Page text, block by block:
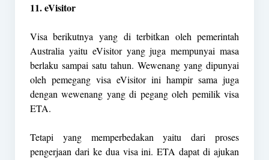
11. eVisitor
Visa berikutnya yang di terbitkan oleh pemerintah
Australia yaitu eVisitor yang juga mempunyai masa
berlaku sampai satu tahun. Wewenang yang dipunyai
oleh pemegang visa eVisitor ini hampir sama juga
dengan wewenang yang di pegang oleh pemilik visa
ETA.
Tetapi yang memperbedakan yaitu dari proses
pengerjaan dari ke dua visa ini. ETA dapat di ajukan